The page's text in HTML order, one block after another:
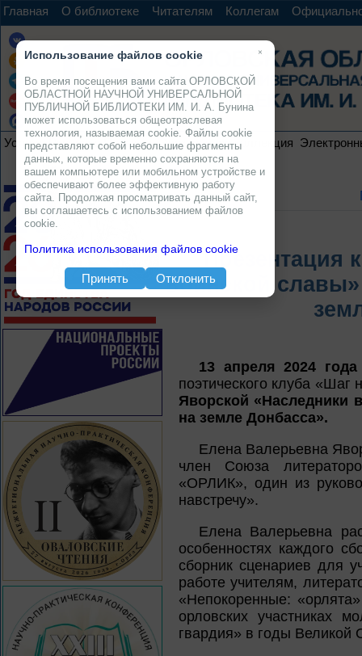
Главная О библиотеке Читателям Коллегам
Услуги Ресурсы Проекты Электронная коллекция
Презентация
воинской
13 апреля 2024 года
поэтического клуба «Шаг
Яворской «Наследники
на земле Донбасса».
Елена Валерьевна
член Союза
«ОРЛИК», один из
навстречу».
Елена Валерьевна
особенностях каждого
сборник сценариев для
работе учителям,
«Непокоренные:
орловских участниках
гвардия» в годы Великой
×
Использование файлов cookie
Во время посещения вами сайта ОРЛОВСКОЙ
ОБЛАСТНОЙ НАУЧНОЙ УНИВЕРСАЛЬНОЙ
ПУБЛИЧНОЙ БИБЛИОТЕКИ ИМ. И. А. Бунина
может использоваться общеотраслевая
технология, называемая cookie. Файлы cookie
представляют собой небольшие фрагменты
данных, которые временно сохраняются на
вашем компьютере или мобильном устройстве и
обеспечивают более эффективную работу
сайта. Продолжая просматривать данный сайт,
вы соглашаетесь с использованием файлов
cookie.
Политика использования файлов cookie
Принять Отклонить